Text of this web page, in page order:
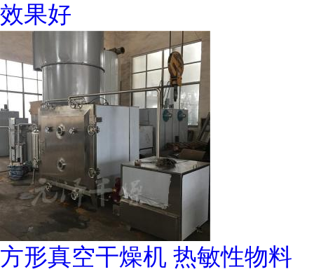
效果好
方形真空干燥机 热敏性物料